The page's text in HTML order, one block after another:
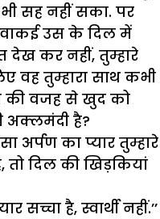
सह नहीं सका. पर
उस के दिल में
देख कर नहीं, तुम्हारे
वह तुम्हारा साथ कभी
की वजह से खुद को
अक्लमंदी है?
अर्पण का प्यार तुम्हारे
दिल की खिड़कियां
है, स्वार्थी नहीं.’’